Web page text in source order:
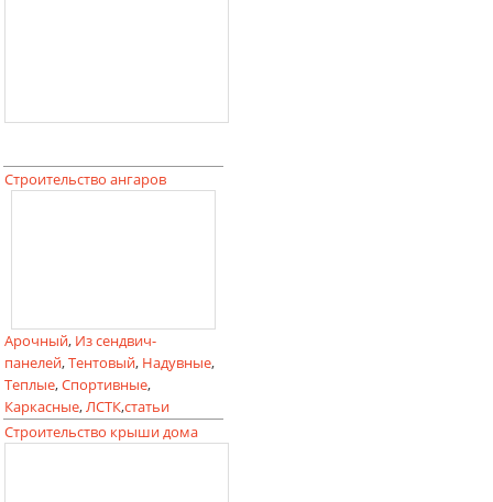
Строительство ангаров
Арочный, Из сендвич-
панелей,Тентовый, Надувные,
Теплые,Спортивные,
Каркасные,ЛСТК,статьи
Строительство крыши дома